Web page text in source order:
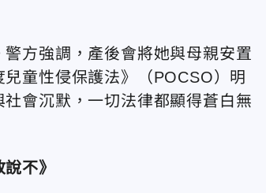
方強調，產後會將她與母親安置
童性侵保護法》（POCSO）明
會沉默，一切法律都顯得蒼白無
不》